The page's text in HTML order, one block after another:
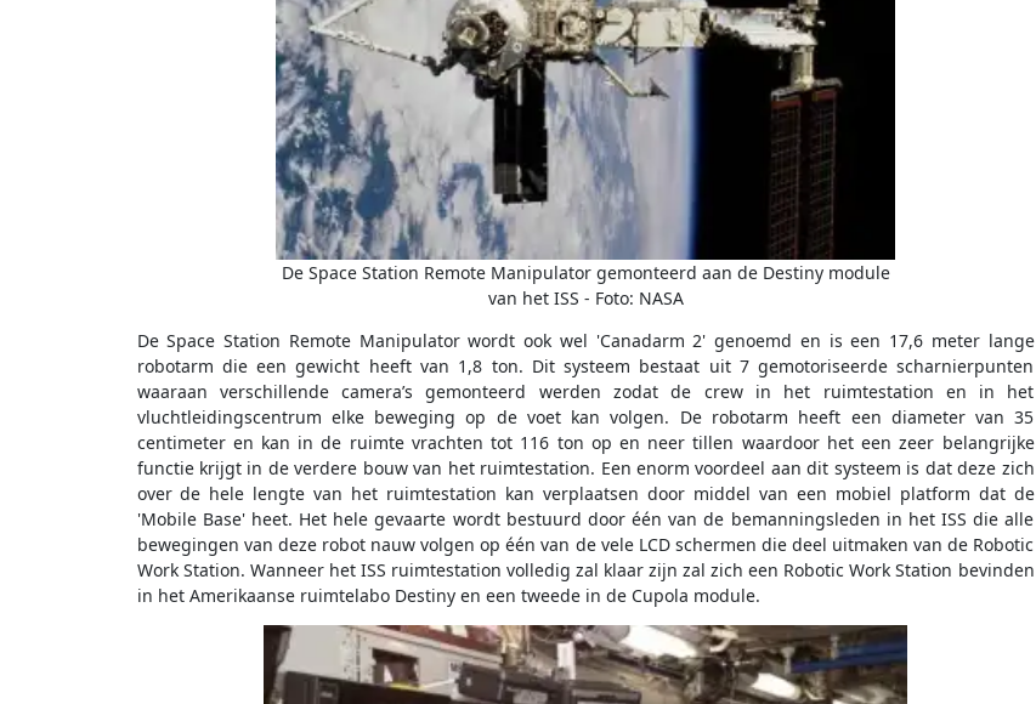
De Space Station Remote Manipulator gemonteerd aan de Destiny module
van het ISS - Foto: NASA
De Space Station Remote Manipulator wordt ook wel 'Canadarm 2' genoemd en is een 17,6 meter lange
robotarm die een gewicht heeft van 1,8 ton. Dit systeem bestaat uit 7 gemotoriseerde scharnierpunten
waaraan verschillende camera’s gemonteerd werden zodat de crew in het ruimtestation en in het
vluchtleidingscentrum elke beweging op de voet kan volgen. De robotarm heeft een diameter van 35
centimeter en kan in de ruimte vrachten tot 116 ton op en neer tillen waardoor het een zeer belangrijke
functie krijgt in de verdere bouw van het ruimtestation. Een enorm voordeel aan dit systeem is dat deze zich
over de hele lengte van het ruimtestation kan verplaatsen door middel van een mobiel platform dat de
'Mobile Base' heet. Het hele gevaarte wordt bestuurd door één van de bemanningsleden in het ISS die alle
bewegingen van deze robot nauw volgen op één van de vele LCD schermen die deel uitmaken van de Robotic
Work Station. Wanneer het ISS ruimtestation volledig zal klaar zijn zal zich een Robotic Work Station bevinden
in het Amerikaanse ruimtelabo Destiny en een tweede in de Cupola module.